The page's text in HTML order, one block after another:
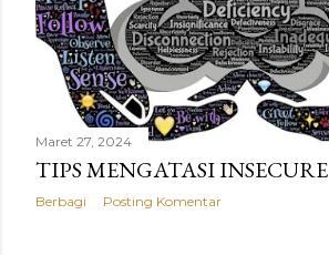
Maret 27, 2024
TIPS MENGATASI INSECURE
Berbagi Posting Komentar